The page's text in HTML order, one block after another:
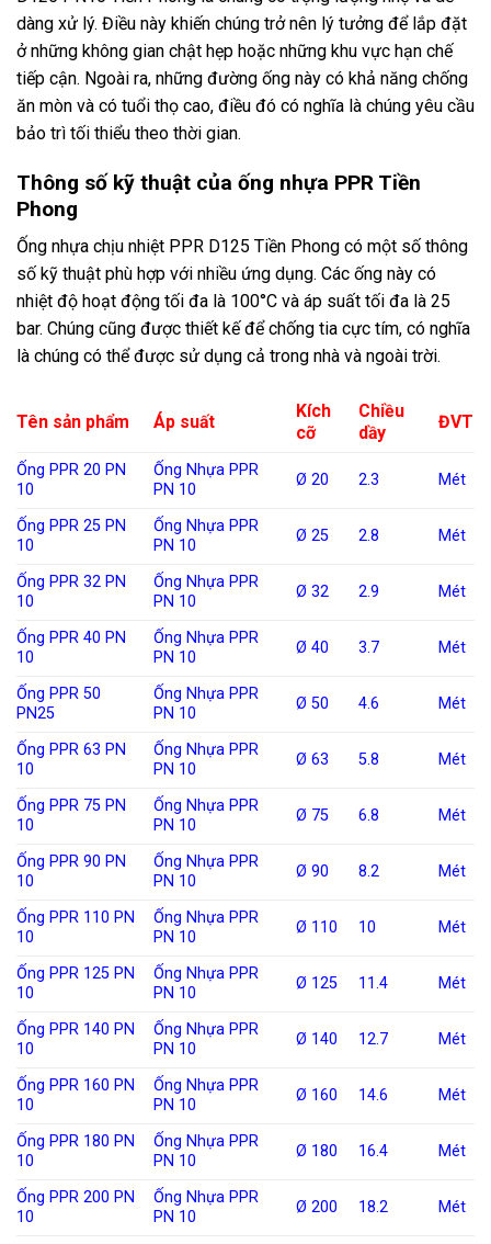
dàng xử lý. Điều này khiến chúng trở nên lý tưởng để lắp đặt
ở những không gian chật hẹp hoặc những khu vực hạn chế
tiếp cận. Ngoài ra, những đường ống này có khả năng chống
ăn mòn và có tuổi thọ cao, điều đó có nghĩa là chúng yêu cầu
bảo trì tối thiểu theo thời gian.
Thông số kỹ thuật của ống nhựa PPR Tiền
Phong
Ống nhựa chịu nhiệt PPR D125 Tiền Phong có một số thông
số kỹ thuật phù hợp với nhiều ứng dụng. Các ống này có
nhiệt độ hoạt động tối đa là 100°C và áp suất tối đa là 25
bar. Chúng cũng được thiết kế để chống tia cực tím, có nghĩa
là chúng có thể được sử dụng cả trong nhà và ngoài trời.
Tên sản phẩm Áp suất
Kích
cỡ
Chiều
dầy
ĐVT
Ống PPR 20 PN
10
Ống Nhựa PPR
PN 10
Ø 20 2.3 Mét
Ống PPR 25 PN
10
Ống Nhựa PPR
PN 10
Ø 25 2.8 Mét
Ống PPR 32 PN
10
Ống Nhựa PPR
PN 10
Ø 32 2.9 Mét
Ống PPR 40 PN
10
Ống Nhựa PPR
PN 10
Ø 40 3.7 Mét
Ống PPR 50
PN25
Ống Nhựa PPR
PN 10
Ø 50 4.6 Mét
Ống PPR 63 PN
10
Ống Nhựa PPR
PN 10
Ø 63 5.8 Mét
Ống PPR 75 PN
10
Ống Nhựa PPR
PN 10
Ø 75 6.8 Mét
Ống PPR 90 PN
10
Ống Nhựa PPR
PN 10
Ø 90 8.2 Mét
Ống PPR 110 PN
10
Ống Nhựa PPR
PN 10
Ø 110 10 Mét
Ống PPR 125 PN
10
Ống Nhựa PPR
PN 10
Ø 125 11.4 Mét
Ống PPR 140 PN
10
Ống Nhựa PPR
PN 10
Ø 140 12.7 Mét
Ống PPR 160 PN
10
Ống Nhựa PPR
PN 10
Ø 160 14.6 Mét
Ống PPR 180 PN
10
Ống Nhựa PPR
PN 10
Ø 180 16.4 Mét
Ống PPR 200 PN
10
Ống Nhựa PPR
PN 10
Ø 200 18.2 Mét